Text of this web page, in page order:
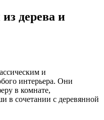
дерева и
и
интерьера. Они
в комнате,
в сочетании с деревянной